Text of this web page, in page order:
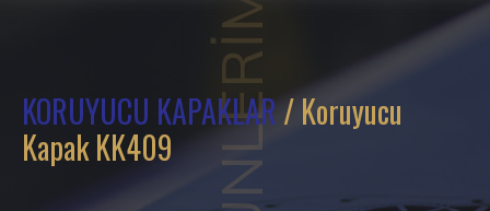
KORUYUCU KAPAKLAR/ Koruyucu
Kapak KK409